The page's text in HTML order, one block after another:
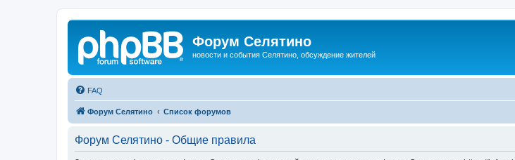
Форум Селятино
новости и события Селятино, обсуждение жителей
FAQ
Форум Селятино Список форумов
Форум Селятино - Общие правила